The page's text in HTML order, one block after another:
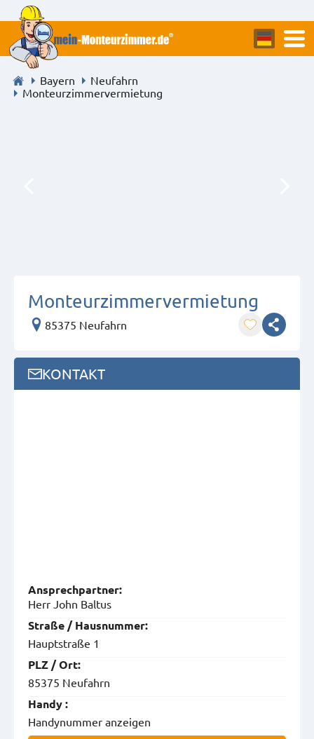
Bayern
Neufahrn
Monteurzimmervermietung
Monteurzimmervermietung
85375 Neufahrn
KONTAKT
Ansprech­partner:
Herr John Baltus
Straße / Hausnummer:
Hauptstraße 1
PLZ / Ort:
85375 Neufahrn
Handy :
Handynummer anzeigen